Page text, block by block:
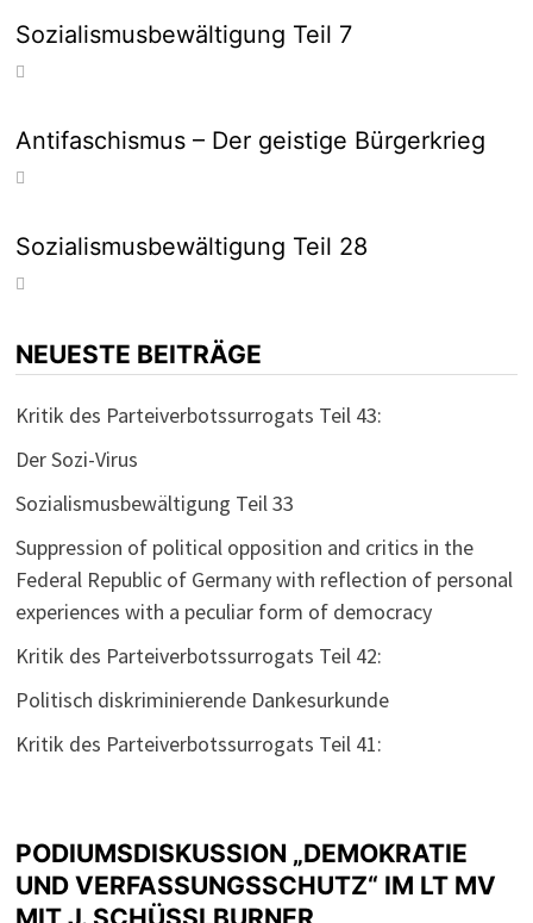
Sozialismusbewältigung Teil 7
Antifaschismus – Der geistige Bürgerkrieg
Sozialismusbewältigung Teil 28
NEUESTE BEITRÄGE
Kritik des Parteiverbotssurrogats Teil 43:
Der Sozi-Virus
Sozialismusbewältigung Teil 33
Suppression of political opposition and critics in the
Federal Republic of Germany with reflection of personal
experiences with a peculiar form of democracy
Kritik des Parteiverbotssurrogats Teil 42:
Politisch diskriminierende Dankesurkunde
Kritik des Parteiverbotssurrogats Teil 41:
PODIUMSDISKUSSION „DEMOKRATIE
UND VERFASSUNGSSCHUTZ“ IM LT MV